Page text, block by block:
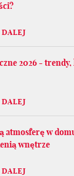
DALEJ
2026 - trendy,
DALEJ
atmosferę w
wnętrze
DALEJ